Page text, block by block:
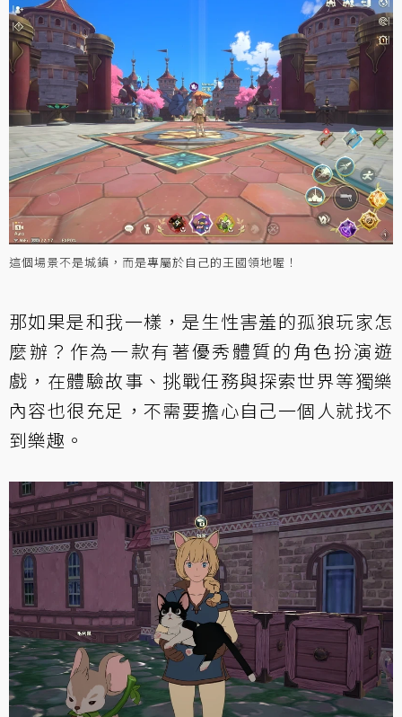
這個場景不是城鎮，而是專屬於自己的王國領地喔！
那如果是和我一樣，是生性害羞的孤狼玩家怎
麼辦？作為一款有著優秀體質的角色扮演遊
戲，在體驗故事、挑戰任務與探索世界等獨樂
內容也很充足，不需要擔心自己一個人就找不
到樂趣。